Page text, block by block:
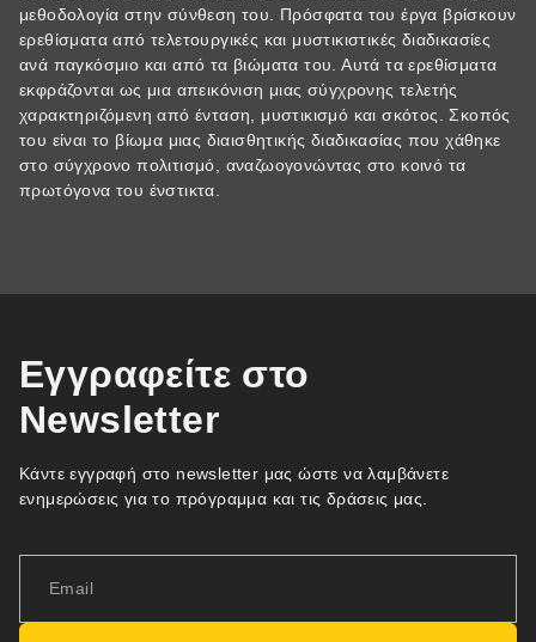
μεθοδολογία στην σύνθεση του. Πρόσφατα του έργα βρίσκουν
ερεθίσματα από τελετουργικές και μυστικιστικές διαδικασίες
ανά παγκόσμιο και από τα βιώματα του. Αυτά τα ερεθίσματα
εκφράζονται ως μια απεικόνιση μιας σύγχρονης τελετής
χαρακτηριζόμενη από ένταση, μυστικισμό και σκότος. Σκοπός
του είναι το βίωμα μιας διαισθητικής διαδικασίας που χάθηκε
στο σύγχρονο πολιτισμό, αναζωογονώντας στο κοινό τα
πρωτόγονα του ένστικτα.
Εγγραφείτε στο
Newsletter
Κάντε εγγραφή στο newsletter μας ώστε να λαμβάνετε
ενημερώσεις για το πρόγραμμα και τις δράσεις μας.